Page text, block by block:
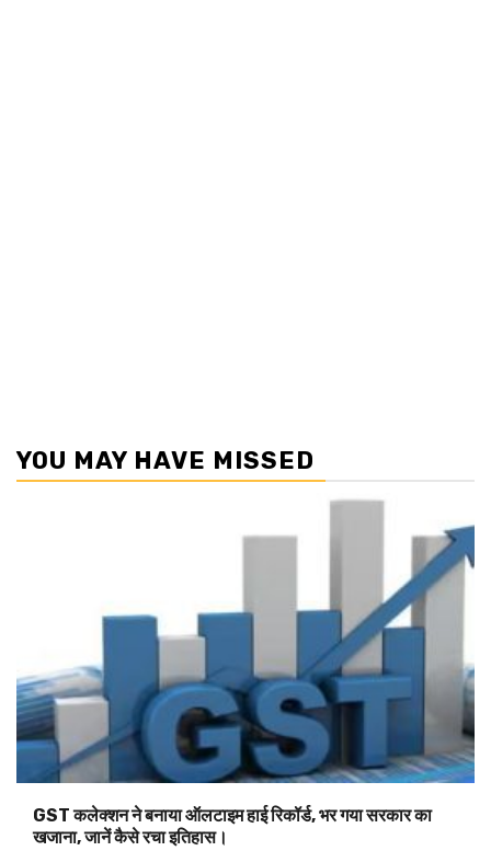
YOU MAY HAVE MISSED
GST कलेक्शन ने बनाया ऑलटाइम हाई रिकॉर्ड, भर गया सरकार का
खजाना, जानें कैसे रचा इतिहास।